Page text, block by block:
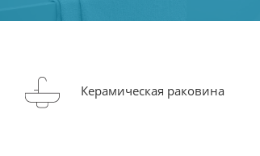
Керамическая раковина